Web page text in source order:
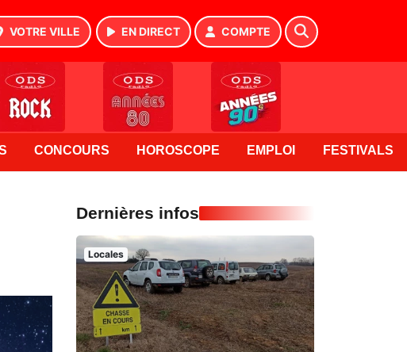
VOTRE VILLE EN DIRECT COMPTE
CONCOURS HOROSCOPE EMPLOI FESTIVALS
Dernières infos
Locales